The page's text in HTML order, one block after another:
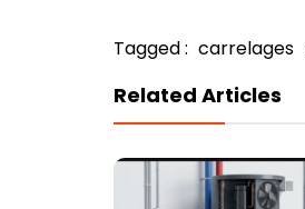
Tagged : carrelages
Related Articles